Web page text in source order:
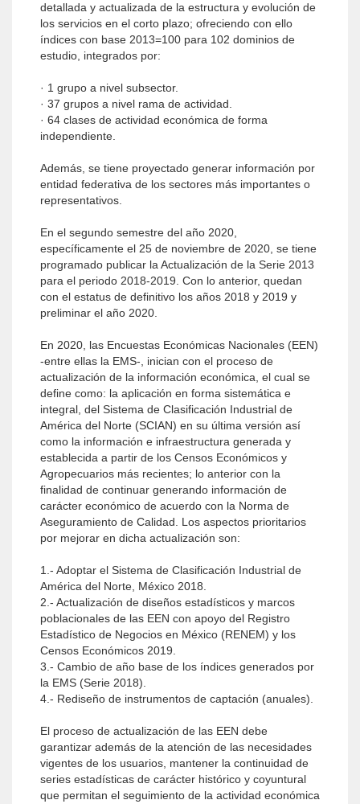
detallada y actualizada de la estructura y evolución de
los servicios en el corto plazo; ofreciendo con ello
índices con base 2013=100 para 102 dominios de
estudio, integrados por:
· 1 grupo a nivel subsector.
· 37 grupos a nivel rama de actividad.
· 64 clases de actividad económica de forma
independiente.
Además, se tiene proyectado generar información por
entidad federativa de los sectores más importantes o
representativos.
En el segundo semestre del año 2020,
específicamente el 25 de noviembre de 2020, se tiene
programado publicar la Actualización de la Serie 2013
para el periodo 2018-2019. Con lo anterior, quedan
con el estatus de definitivo los años 2018 y 2019 y
preliminar el año 2020.
En 2020, las Encuestas Económicas Nacionales (EEN)
-entre ellas la EMS-, inician con el proceso de
actualización de la información económica, el cual se
define como: la aplicación en forma sistemática e
integral, del Sistema de Clasificación Industrial de
América del Norte (SCIAN) en su última versión así
como la información e infraestructura generada y
establecida a partir de los Censos Económicos y
Agropecuarios más recientes; lo anterior con la
finalidad de continuar generando información de
carácter económico de acuerdo con la Norma de
Aseguramiento de Calidad. Los aspectos prioritarios
por mejorar en dicha actualización son:
1.- Adoptar el Sistema de Clasificación Industrial de
América del Norte, México 2018.
2.- Actualización de diseños estadísticos y marcos
poblacionales de las EEN con apoyo del Registro
Estadístico de Negocios en México (RENEM) y los
Censos Económicos 2019.
3.- Cambio de año base de los índices generados por
la EMS (Serie 2018).
4.- Rediseño de instrumentos de captación (anuales).
El proceso de actualización de las EEN debe
garantizar además de la atención de las necesidades
vigentes de los usuarios, mantener la continuidad de
series estadísticas de carácter histórico y coyuntural
que permitan el seguimiento de la actividad económica